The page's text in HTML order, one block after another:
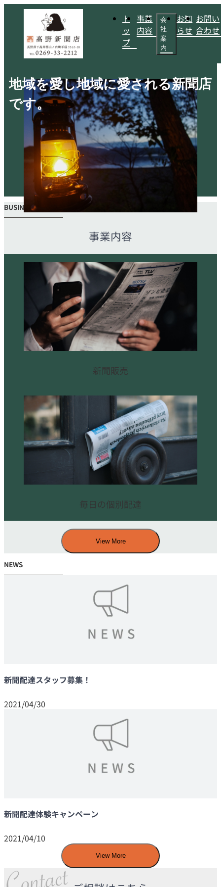
ト
ッ
プ
事業
内容
会
社
案
内
お知
らせ
お問い
合わせ
地域を愛し地域に愛される新聞店
です。
BUSINESS
事業内容
新聞販売
毎日の個別配達
View More
NEWS
新聞配達スタッフ募集！
2021/04/30
新聞配達体験キャンペーン
2021/04/10
View More